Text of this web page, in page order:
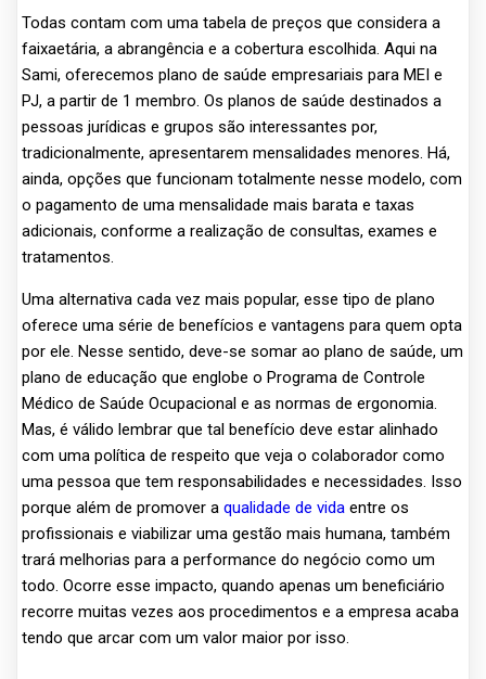
Todas contam com uma tabela de preços que considera a
faixaetária, a abrangência e a cobertura escolhida. Aqui na
Sami, oferecemos plano de saúde empresariais para MEI e
PJ, a partir de 1 membro. Os planos de saúde destinados a
pessoas jurídicas e grupos são interessantes por,
tradicionalmente, apresentarem mensalidades menores. Há,
ainda, opções que funcionam totalmente nesse modelo, com
o pagamento de uma mensalidade mais barata e taxas
adicionais, conforme a realização de consultas, exames e
tratamentos.
Uma alternativa cada vez mais popular, esse tipo de plano
oferece uma série de benefícios e vantagens para quem opta
por ele. Nesse sentido, deve-se somar ao plano de saúde, um
plano de educação que englobe o Programa de Controle
Médico de Saúde Ocupacional e as normas de ergonomia.
Mas, é válido lembrar que tal benefício deve estar alinhado
com uma política de respeito que veja o colaborador como
uma pessoa que tem responsabilidades e necessidades. Isso
porque além de promover a qualidade de vida entre os
profissionais e viabilizar uma gestão mais humana, também
trará melhorias para a performance do negócio como um
todo. Ocorre esse impacto, quando apenas um beneficiário
recorre muitas vezes aos procedimentos e a empresa acaba
tendo que arcar com um valor maior por isso.